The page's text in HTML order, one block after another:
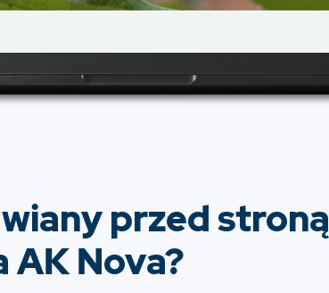
przed stroną
Nova?